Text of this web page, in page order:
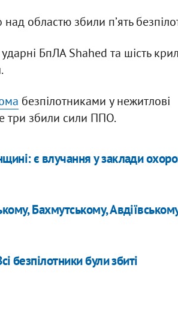
областю збили пʼять
БпЛА Shahed та шість
безпілотниками у нежитлові
три збили сили ППО.
є влучання у заклади
Бахмутському,
безпілотники були збиті